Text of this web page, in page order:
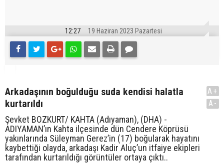
12:27 19 Haziran 2023 Pazartesi
Arkadaşının boğulduğu suda kendisi halatla
kurtarıldı
Şevket BOZKURT/ KAHTA (Adıyaman), (DHA) -
ADIYAMAN’ın Kahta ilçesinde dün Cendere Köprüsü
yakınlarında Süleyman Gerez’in (17) boğularak hayatını
kaybettiği olayda, arkadaşı Kadir Aluç’un itfaiye ekipleri
tarafından kurtarıldığı görüntüler ortaya çıktı..
A+
A-